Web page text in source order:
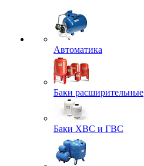
Автоматика
Баки расширительные
Баки ХВС и ГВС